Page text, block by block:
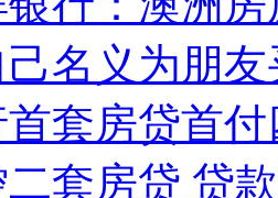
名义为朋
套房贷首
套房贷 贷